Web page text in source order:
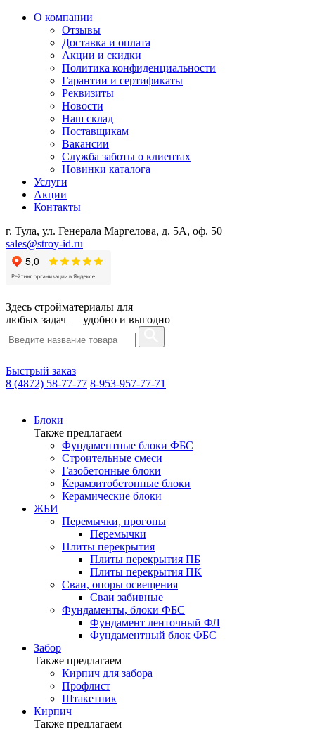
О компании
Отзывы
Доставка и оплата
Акции и скидки
Политика конфиденциальности
Гарантии и сертификаты
Реквизиты
Новости
Наш склад
Поставщикам
Вакансии
Служба заботы о клиентах
Новинки каталога
Услуги
Акции
Контакты
г. Тула, ул. Генерала Маргелова, д. 5А, оф. 50
sales@stroy-id.ru
Здесь стройматериалы для
любых задач — удобно и выгодно
Быстрый заказ
8 (4872) 58-77-77 8-953-957-77-71
Блоки
Также предлагаем
Фундаментные блоки ФБС
Строительные смеси
Газобетонные блоки
Керамзитобетонные блоки
Керамические блоки
ЖБИ
Перемычки, прогоны
Перемычки
Плиты перекрытия
Плиты перекрытия ПБ
Плиты перекрытия ПК
Сваи, опоры освещения
Сваи забивные
Фундаменты, блоки ФБС
Фундамент ленточный ФЛ
Фундаментный блок ФБС
Забор
Также предлагаем
Кирпич для забора
Профлист
Штакетник
Кирпич
Также предлагаем